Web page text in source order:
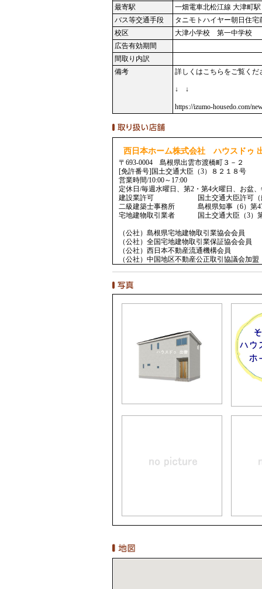
最寄駅
一畑電車北松江線 大津町駅
バス等交通手段
タニモトハイヤー朝日住宅
校区
大津小学校 第一中学校
広告有効期間
間取り内訳
備考
詳しくはこちらをご覧くだ
↓ ↓
https://izumo-housedo.com/
西日本ホーム株式会社 ハウスドゥ
〒693-0004 島根県出雲市渡橋町３－２
[免許番号]国土交通大臣（3）８２１８号
営業時間/10:00～17:00
定休日/毎週水曜日、第2・第4火曜日、お盆
建設業許可 国土交通大臣許可（般-
二級建築士事務所 島根県知事（6）第
宅地建物取引業者 国土交通大臣（3）第
（公社）島根県宅地建物取引業協会会員
（公社）全国宅地建物取引業保証協会会員
（公社）西日本不動産流通機構会員
（公社）中国地区不動産公正取引協議会加盟